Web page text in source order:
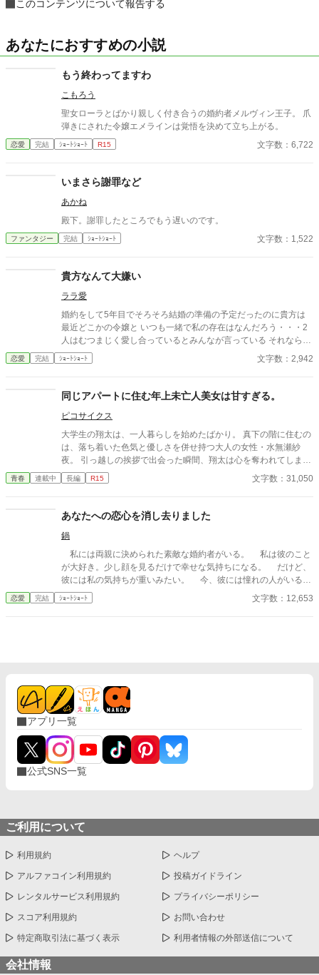
このコンテンツについて報告する
あなたにおすすめの小説
もう終わってますわ
こもろう
聖女ローラとばかり親しく付き合うの婚約者メルヴィン王子。 爪
弾きにされた令嬢エメラインは覚悟を決めて立ち上がる。
恋愛 完結 ｼｮｰﾄｼｮｰﾄ R15 文字数：6,722
いまさら謝罪など
あかね
殿下。謝罪したところでもう遅いのです。
ファンタジー 完結 ｼｮｰﾄｼｮｰﾄ 文字数：1,522
貴方なんて大嫌い
ララ愛
婚約をして5年目でそろそろ結婚の準備の予定だったのに貴方は
最近どこかの令嬢と いつも一緒で私の存在はなんだろう・・・2
人はむつまじく愛し合っているとみんなが言っている それなら私
はもういいです・・・貴方なんて大嫌い
恋愛 完結 ｼｮｰﾄｼｮｰﾄ 文字数：2,942
同じアパートに住む年上未亡人美女は甘すぎる。
ピコサイクス
大学生の翔太は、一人暮らしを始めたばかり。 真下の階に住むの
は、落ち着いた色気と優しさを併せ持つ大人の女性・水無瀬紗
夜。 引っ越しの挨拶で出会った瞬間、翔太は心を奪われてしま
う。 偶然にもアルバイト先のスーパーで再会した彼女は、翔太を
すぐに採用し、温かく仕事を教えてくれる存在だった。 ある日の
紗夜の部屋でご飯をご馳走になるほど親密に。 優しくて穏やかで
――その色気に触れるたび、翔太の心は揺れていく。 大人の女性
と大学生、甘くちょっぴり刺激的な同居生活（？）がはじまる。
青春 連載中 長編 R15 文字数：31,050
あなたへの恋心を消し去りました
鍋
私には両親に決められた素敵な婚約者がいる。 私は彼のこと
が大好き。少し顔を見るだけで幸せな気持ちになる。 だけど、
彼には私の気持ちが重いみたい。 今、彼には憧れの人がいる。
その人は大人びた雰囲気をもつ二つ上の先輩。 彼は心は自由で
いたい言っていた。 その女性と話す時、私には見せない楽しそ
恋愛 完結 ｼｮｰﾄｼｮｰﾄ 文字数：12,653
アプリ一覧
公式SNS一覧
ご利用について
利用規約 ヘルプ
アルファコイン利用規約 投稿ガイドライン
レンタルサービス利用規約 プライバシーポリシー
スコア利用規約 お問い合わせ
特定商取引法に基づく表示 利用者情報の外部送信について
会社情報